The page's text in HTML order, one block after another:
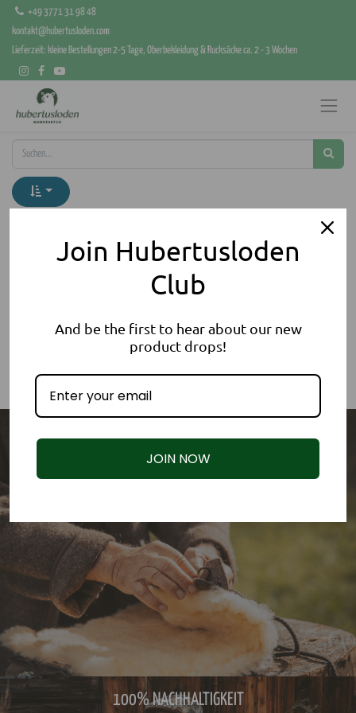
+49 3771 31 98 48
kontakt@hubertusloden.com
Lieferzeit: kleine Bestellungen 2-5 Tage, Oberbekleidung & Rucksäcke ca. 2 - 3 Wochen
Kein Produkt definiert
Kein Produkt definiert in der Kategorie "Hundezubehör / Halsband & Leinen
100% NATUR
100% NACHHALTIGKEIT
Join Hubertusloden
Club
And be the first to hear about our new
product drops!
JOIN NOW